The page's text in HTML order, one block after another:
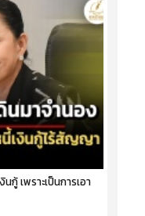
เพราะเป็นการเอา